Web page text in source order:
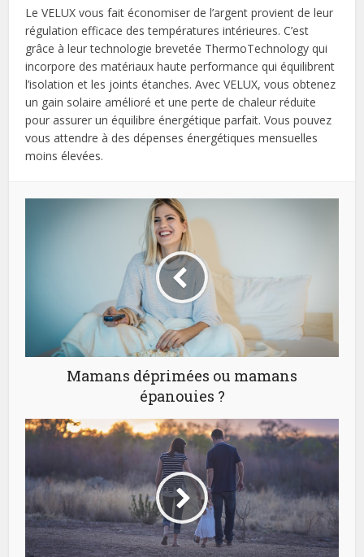
Le VELUX vous fait économiser de l’argent provient de leur
régulation efficace des températures intérieures. C’est
grâce à leur technologie brevetée ThermoTechnology qui
incorpore des matériaux haute performance qui équilibrent
l’isolation et les joints étanches. Avec VELUX, vous obtenez
un gain solaire amélioré et une perte de chaleur réduite
pour assurer un équilibre énergétique parfait. Vous pouvez
vous attendre à des dépenses énergétiques mensuelles
moins élevées.
Mamans déprimées ou mamans
épanouies ?